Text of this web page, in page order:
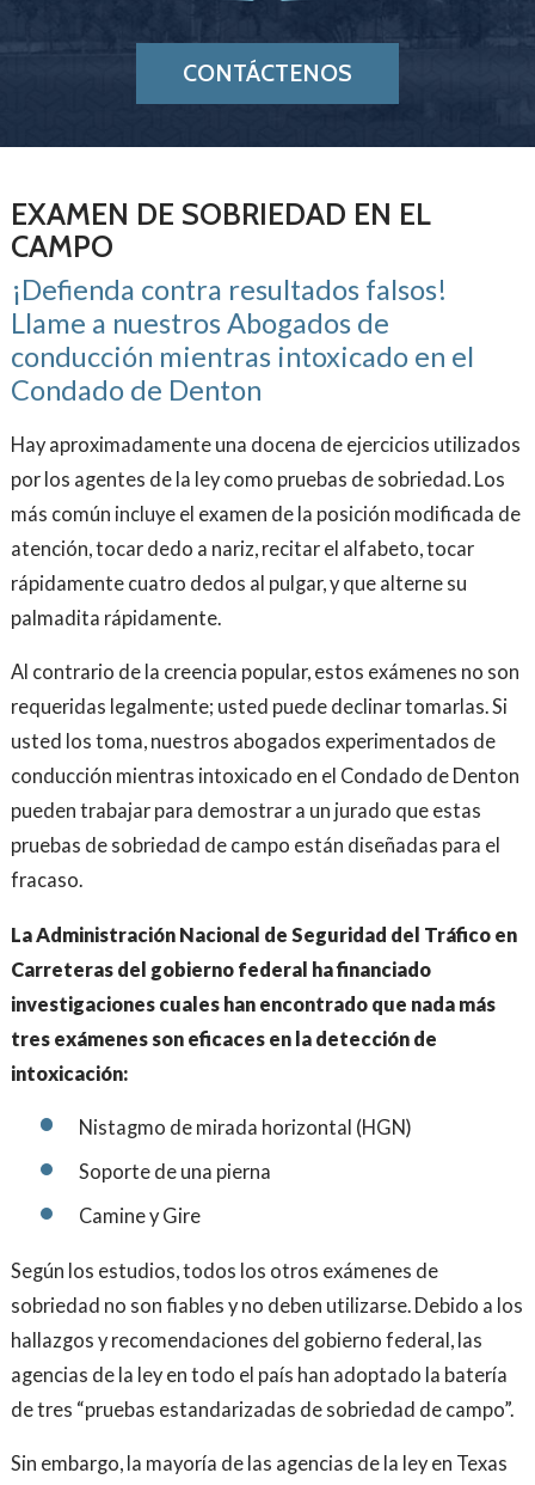
CONTÁCTENOS
EXAMEN DE SOBRIEDAD EN EL
CAMPO
¡Defienda contra resultados falsos!
Llame a nuestros Abogados de
conducción mientras intoxicado en el
Condado de Denton
Hay aproximadamente una docena de ejercicios utilizados
por los agentes de la ley como pruebas de sobriedad. Los
más común incluye el examen de la posición modificada de
atención, tocar dedo a nariz, recitar el alfabeto, tocar
rápidamente cuatro dedos al pulgar, y que alterne su
palmadita rápidamente.
Al contrario de la creencia popular, estos exámenes no son
requeridas legalmente; usted puede declinar tomarlas. Si
usted los toma, nuestros abogados experimentados de
conducción mientras intoxicado en el Condado de Denton
pueden trabajar para demostrar a un jurado que estas
pruebas de sobriedad de campo están diseñadas para el
fracaso.
La Administración Nacional de Seguridad del Tráfico en
Carreteras del gobierno federal ha financiado
investigaciones cuales han encontrado que nada más
tres exámenes son eficaces en la detección de
intoxicación:
Nistagmo de mirada horizontal (HGN)
Soporte de una pierna
Camine y Gire
Según los estudios, todos los otros exámenes de
sobriedad no son fiables y no deben utilizarse. Debido a los
hallazgos y recomendaciones del gobierno federal, las
agencias de la ley en todo el país han adoptado la batería
de tres “pruebas estandarizadas de sobriedad de campo”.
Sin embargo, la mayoría de las agencias de la ley en Texas